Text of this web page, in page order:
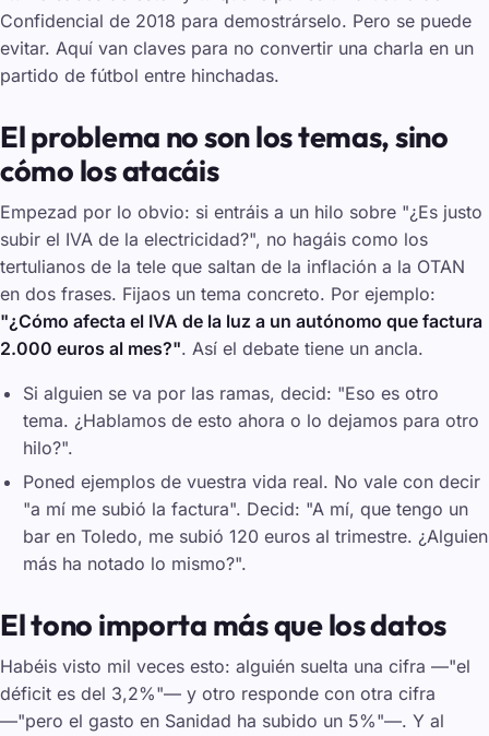
Confidencial de 2018 para demostrárselo. Pero se puede
evitar. Aquí van claves para no convertir una charla en un
partido de fútbol entre hinchadas.
El problema no son los temas, sino
cómo los atacáis
Empezad por lo obvio: si entráis a un hilo sobre "¿Es justo
subir el IVA de la electricidad?", no hagáis como los
tertulianos de la tele que saltan de la inflación a la OTAN
en dos frases. Fijaos un tema concreto. Por ejemplo:
"¿Cómo afecta el IVA de la luz a un autónomo que factura
2.000 euros al mes?". Así el debate tiene un ancla.
Si alguien se va por las ramas, decid: "Eso es otro
tema. ¿Hablamos de esto ahora o lo dejamos para otro
hilo?".
Poned ejemplos de vuestra vida real. No vale con decir
"a mí me subió la factura". Decid: "A mí, que tengo un
bar en Toledo, me subió 120 euros al trimestre. ¿Alguien
más ha notado lo mismo?".
El tono importa más que los datos
Habéis visto mil veces esto: alguién suelta una cifra —"el
déficit es del 3,2%"— y otro responde con otra cifra
—"pero el gasto en Sanidad ha subido un 5%"—. Y al